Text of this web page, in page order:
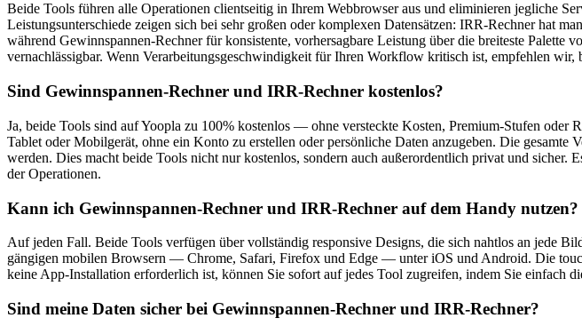
Beide Tools führen alle Operationen clientseitig in Ihrem Webbrowser aus und eliminieren jegliche
Leistungsunterschiede zeigen sich bei sehr großen oder komplexen Datensätzen: IRR-Rechner hat
während Gewinnspannen-Rechner für konsistente, vorhersagbare Leistung über die breiteste
vernachlässigbar. Wenn Verarbeitungsgeschwindigkeit für Ihren Workflow kritisch ist, empfehlen wir,
Sind Gewinnspannen-Rechner und IRR-Rechner kostenlos?
Ja, beide Tools sind auf Yoopla zu 100% kostenlos — ohne versteckte Kosten, Premium-Stufen
Tablet oder Mobilgerät, ohne ein Konto zu erstellen oder persönliche Daten anzugeben. Die
werden. Dies macht beide Tools nicht nur kostenlos, sondern auch außerordentlich privat und
der Operationen.
Kann ich Gewinnspannen-Rechner und IRR-Rechner auf dem Handy nutzen?
Auf jeden Fall. Beide Tools verfügen über vollständig responsive Designs, die sich nahtlos an jede
gängigen mobilen Browsern — Chrome, Safari, Firefox und Edge — unter iOS und Android. Die
keine App-Installation erforderlich ist, können Sie sofort auf jedes Tool zugreifen, indem Sie einfach
Sind meine Daten sicher bei Gewinnspannen-Rechner und IRR-Rechner?